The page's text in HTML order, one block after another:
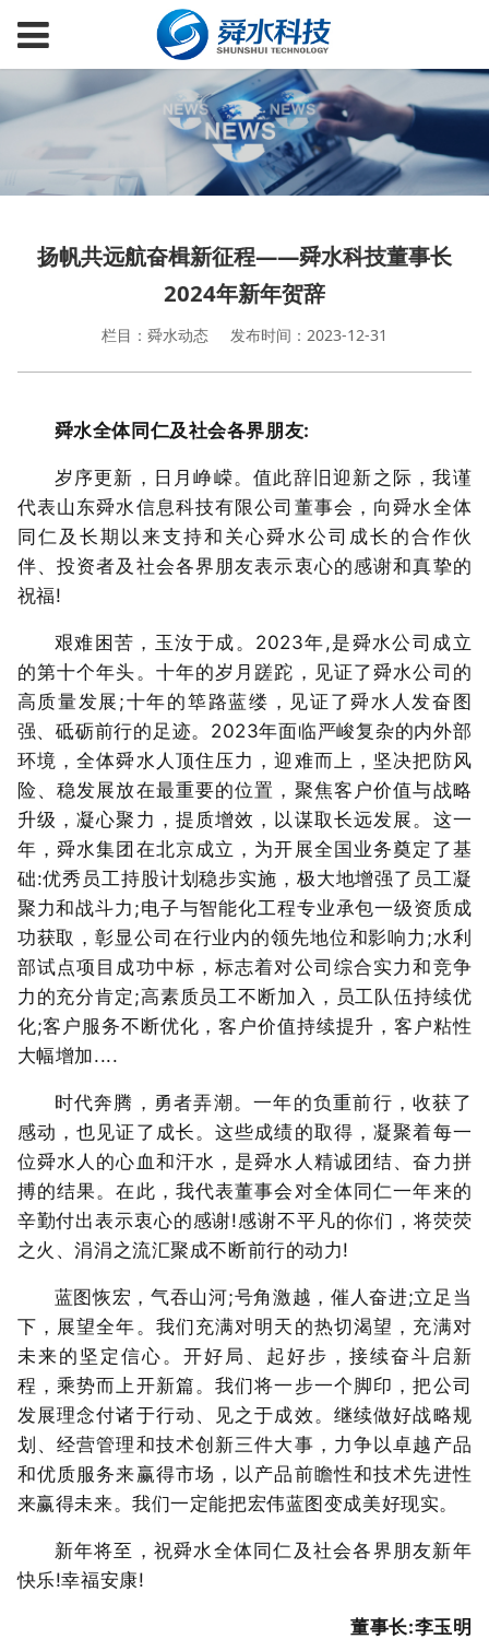
扬帆共远航奋楫新征程——舜水科技董事长
2024年新年贺辞
栏目：舜水动态 发布时间：2023-12-31
舜水全体同仁及社会各界朋友:
岁序更新，日月峥嵘。值此辞旧迎新之际，我谨
代表山东舜水信息科技有限公司董事会，向舜水全体
同仁及长期以来支持和关心舜水公司成长的合作伙
伴、投资者及社会各界朋友表示衷心的感谢和真挚的
祝福!
艰难困苦，玉汝于成。2023年,是舜水公司成立
的第十个年头。十年的岁月蹉跎，见证了舜水公司的
高质量发展;十年的筚路蓝缕，见证了舜水人发奋图
强、砥砺前行的足迹。2023年面临严峻复杂的内外部
环境，全体舜水人顶住压力，迎难而上，坚决把防风
险、稳发展放在最重要的位置，聚焦客户价值与战略
升级，凝心聚力，提质增效，以谋取长远发展。这一
年，舜水集团在北京成立，为开展全国业务奠定了基
础:优秀员工持股计划稳步实施，极大地增强了员工凝
聚力和战斗力;电子与智能化工程专业承包一级资质成
功获取，彰显公司在行业内的领先地位和影响力;水利
部试点项目成功中标，标志着对公司综合实力和竞争
力的充分肯定;高素质员工不断加入，员工队伍持续优
化;客户服务不断优化，客户价值持续提升，客户粘性
大幅增加....
时代奔腾，勇者弄潮。一年的负重前行，收获了
感动，也见证了成长。这些成绩的取得，凝聚着每一
位舜水人的心血和汗水，是舜水人精诚团结、奋力拼
搏的结果。在此，我代表董事会对全体同仁一年来的
辛勤付出表示衷心的感谢!感谢不平凡的你们，将荧荧
之火、涓涓之流汇聚成不断前行的动力!
蓝图恢宏，气吞山河;号角激越，催人奋进;立足当
下，展望全年。我们充满对明天的热切渴望，充满对
未来的坚定信心。开好局、起好步，接续奋斗启新
程，乘势而上开新篇。我们将一步一个脚印，把公司
发展理念付诸于行动、见之于成效。继续做好战略规
划、经营管理和技术创新三件大事，力争以卓越产品
和优质服务来赢得市场，以产品前瞻性和技术先进性
来赢得未来。我们一定能把宏伟蓝图变成美好现实。
新年将至，祝舜水全体同仁及社会各界朋友新年
快乐!幸福安康!
董事长:李玉明